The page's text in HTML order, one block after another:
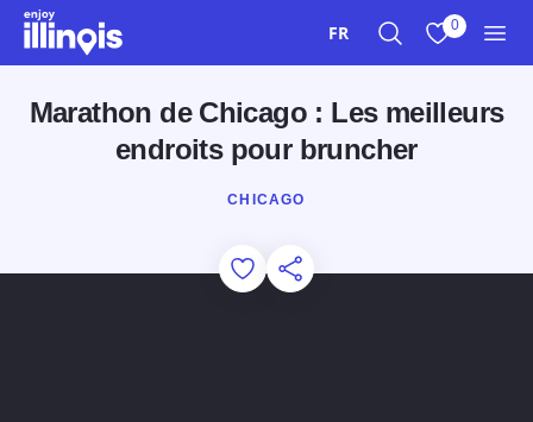
Aller au contenu principal
FR 0
Marathon de Chicago : Les meilleurs
endroits pour bruncher
CHICAGO
Add to Favorites
Partager cette page